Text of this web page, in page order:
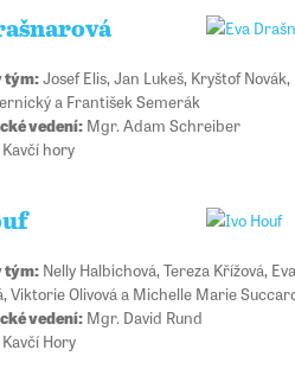
tým:Josef Elis, Jan Lukeš, Kryštof Novák,
a František Semerák
vedení: Mgr. Adam Schreiber
Kavčí hory
tým:Nelly Halbichová, Tereza Křížová, Eva
Viktorie Olivová a Michelle Marie
vedení: Mgr. David Rund
Hory